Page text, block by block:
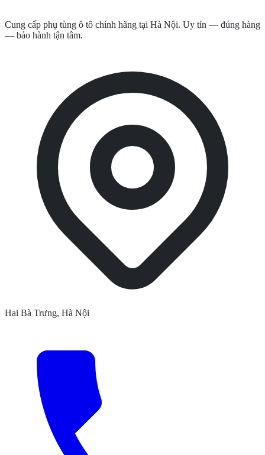
Cung cấp phụ tùng ô tô chính hãng tại Hà Nội. Uy tín — đúng hàng
— bảo hành tận tâm.
Hai Bà Trưng, Hà Nội